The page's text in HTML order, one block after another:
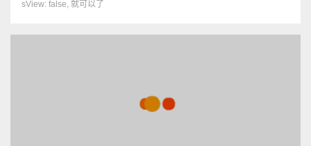
sView: false, 就可以了